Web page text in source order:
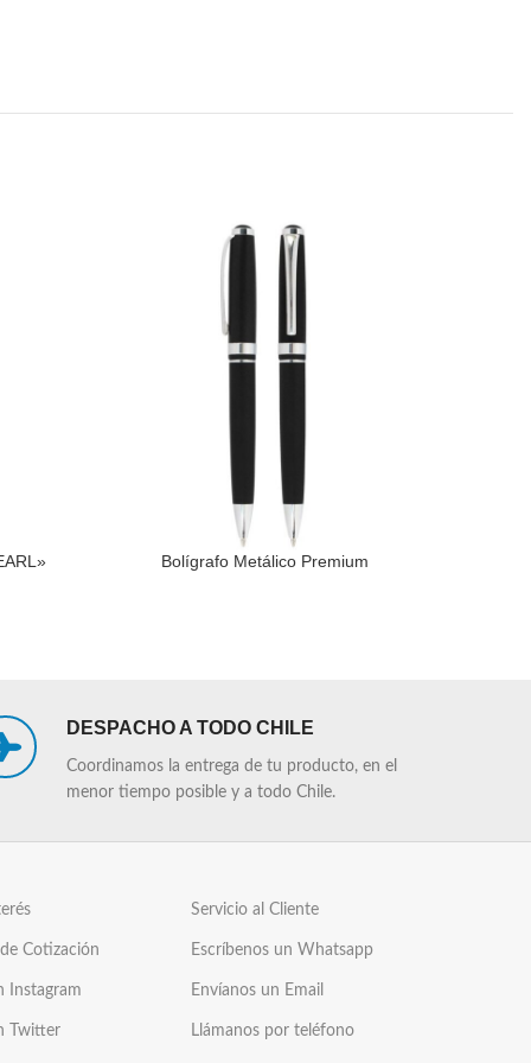
LEER MÁSBolígrafo Metálico Premium
DESPACHO A TODO CHILE
Coordinamos la entrega de tu producto, en el
menor tiempo posible y a todo Chile.
Cotización
Instagram
Twitter
Servicio al Cliente
Escríbenos un Whatsapp
Envíanos un Email
Llámanos por teléfono